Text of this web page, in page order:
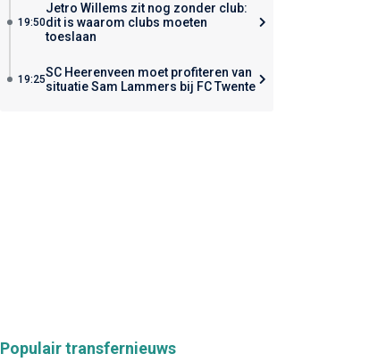
19:50
Jetro Willems zit nog zonder club:
dit is waarom clubs moeten
toeslaan
19:25SC Heerenveen moet profiteren van
situatie Sam Lammers bij FC Twente
Populair transfernieuws